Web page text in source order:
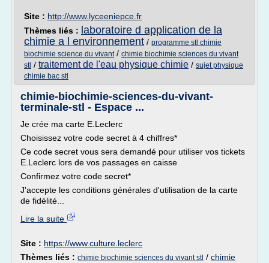
Site : http://www.lyceeniepce.fr
Thèmes liés : laboratoire d application de la
chimie a l environnement / programme stl chimie
biochimie science du vivant/ chimie biochimie sciences du vivant
stl / traitement de l'eau physique chimie / sujet physique
chimie bac stl
chimie-biochimie-sciences-du-vivant-
terminale-stl - Espace ...
Je crée ma carte E.Leclerc
Choisissez votre code secret à 4 chiffres*
Ce code secret vous sera demandé pour utiliser vos tickets
E.Leclerc lors de vos passages en caisse
Confirmez votre code secret*
J'accepte les conditions générales d'utilisation de la carte
de fidélité...
Lire la suite
Site : https://www.culture.leclerc
Thèmes liés : chimie biochimie sciences du vivant stl / chimie